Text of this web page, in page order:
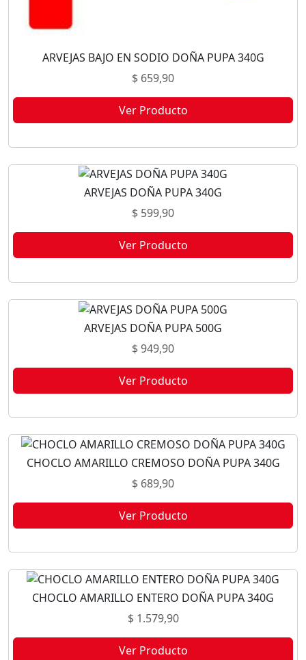
ARVEJAS BAJO EN SODIO DOÑA PUPA 340G
$ 659,90
Ver Producto
ARVEJAS DOÑA PUPA 340G
$ 599,90
Ver Producto
ARVEJAS DOÑA PUPA 500G
$949,90
Ver Producto
CHOCLO AMARILLO CREMOSO DOÑA PUPA 340G
$ 689,90
Ver Producto
CHOCLO AMARILLO ENTERO DOÑA PUPA 340G
$1.579,90
Ver Producto